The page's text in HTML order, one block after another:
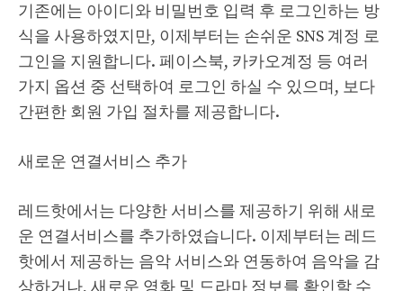
기존에는 아이디와 비밀번호 입력 후 로그인하는 방
식을 사용하였지만, 이제부터는 손쉬운 SNS 계정 로
그인을 지원합니다. 페이스북, 카카오계정 등 여러
가지 옵션 중 선택하여 로그인 하실 수 있으며, 보다
간편한 회원 가입 절차를 제공합니다.
새로운 연결서비스 추가
레드핫에서는 다양한 서비스를 제공하기 위해 새로
운 연결서비스를 추가하였습니다. 이제부터는 레드
핫에서 제공하는 음악 서비스와 연동하여 음악을 감